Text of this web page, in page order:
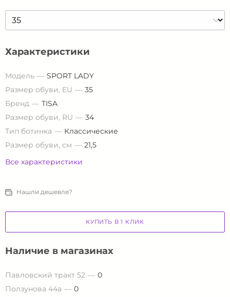
Характеристики
Модель
SPORT LADY
Размер обуви, EU
35
Бренд
TISA
Размер обуви, RU
34
Тип ботинка
Классические
Размер обуви, см
21,5
Все характеристики
Нашли дешевле?
КУПИТЬ В 1 КЛИК
Наличие в магазинах
Павловский тракт 52
0
Ползунова 44а
0